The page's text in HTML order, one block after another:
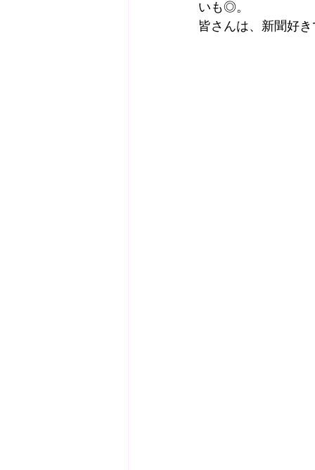
いも◎。
皆さんは、新聞好